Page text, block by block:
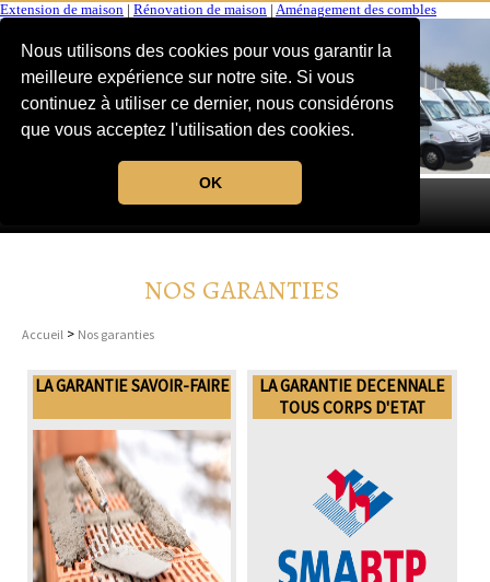
Nous utilisons des cookies pour vous garantir la
meilleure expérience sur notre site. Si vous
continuez à utiliser ce dernier, nous considérons
que vous acceptez l'utilisation des cookies.
OK
Extension de maison Rénovation de maison Aménagement des combles
MENU
NOS GARANTIES
Accueil > Nos garanties
LA GARANTIE SAVOIR-FAIRE
LA GARANTIE DECENNALE
TOUS CORPS D'ETAT